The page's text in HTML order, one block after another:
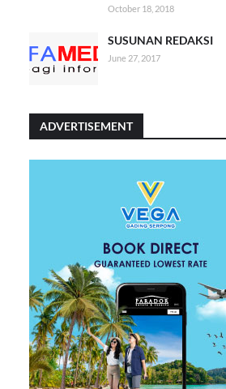
October 18, 2018
SUSUNAN REDAKSI
June 27, 2017
ADVERTISEMENT